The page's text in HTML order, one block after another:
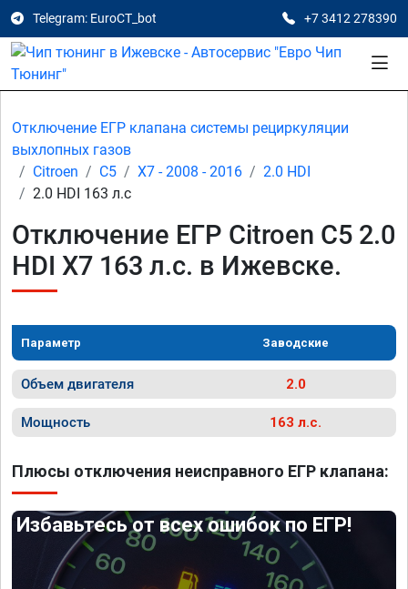
Telegram: EuroCT_bot +7 3412 278390
Отключение ЕГР клапана системы рециркуляции
выхлопных газов
Citroen
C5 X7 - 2008 - 2016
2.0 HDI
2.0 HDI 163 л.с
Отключение ЕГР Citroen C5 2.0
HDI X7 163 л.с. в Ижевске.
Параметр Заводские
Объем двигателя 2.0
Мощность 163 л.с.
Плюсы отключения неисправного ЕГР клапана:
Избавьтесь от всех ошибок по ЕГР!